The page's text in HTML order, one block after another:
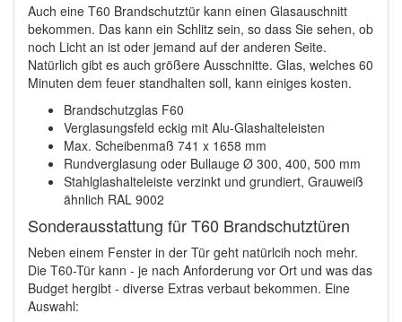
Auch eine T60 Brandschutztür kann einen Glasauschnitt
bekommen. Das kann ein Schlitz sein, so dass Sie sehen, ob
noch Licht an ist oder jemand auf der anderen Seite.
Natürlich gibt es auch größere Ausschnitte. Glas, welches 60
Minuten dem feuer standhalten soll, kann einiges kosten.
Brandschutzglas F60
Verglasungsfeld eckig mit Alu-Glashalteleisten
Max. Scheibenmaß 741 x 1658 mm
Rundverglasung oder Bullauge Ø 300, 400, 500 mm
Stahlglashalteleiste verzinkt und grundiert, Grauweiß
ähnlich RAL 9002
Sonderausstattung für T60 Brandschutztüren
Neben einem Fenster in der Tür geht natürlcih noch mehr.
Die T60-Tür kann - je nach Anforderung vor Ort und was das
Budget hergibt - diverse Extras verbaut bekommen. Eine
Auswahl: